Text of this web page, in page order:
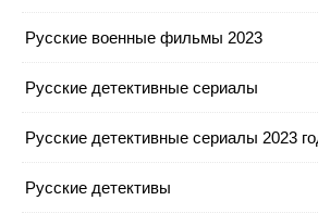
Русские военные фильмы 2023
Русские детективные сериалы
Русские детективные сериалы 2023
Русские детективы